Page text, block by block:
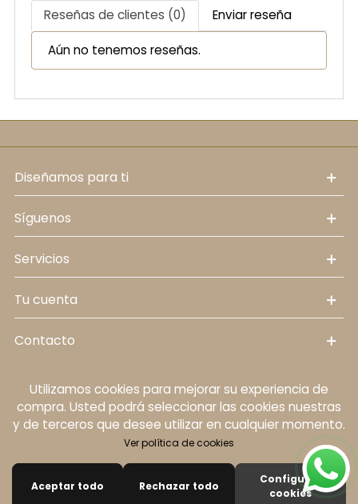
Reseñas de clientes (0) Enviar reseña
Aún no tenemos reseñas.
diseñamos para ti
síguenos
servicios
tu cuenta
contacto
Política de cookies Aviso legal
Política de
protección de datos personales
Términos y
condiciones
© 2024 Diseño de Mobelstore.
Utilizamos cookies para mejorar su experiencia de
compra. Usted podrá seleccionar las cookies nuestras
y de terceros que desee utilizar en cualquier momento.
Ver política de cookies
Aceptar todo Rechazar todo
Configurar
cookies